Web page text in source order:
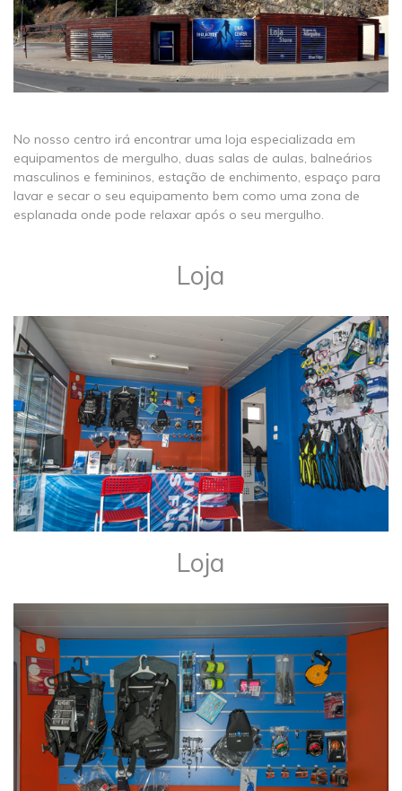
No nosso centro irá encontrar uma loja especializada em
equipamentos de mergulho, duas salas de aulas, balneários
masculinos e femininos, estação de enchimento, espaço para
lavar e secar o seu equipamento bem como uma zona de
esplanada onde pode relaxar após o seu mergulho.
Loja
​Loja